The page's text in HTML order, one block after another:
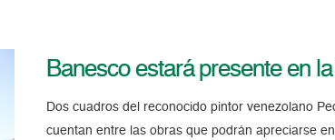
Banesco estará presente en
Dos cuadros del reconocido pintor venezolano
cuentan entre las obras que podrán apreciarse